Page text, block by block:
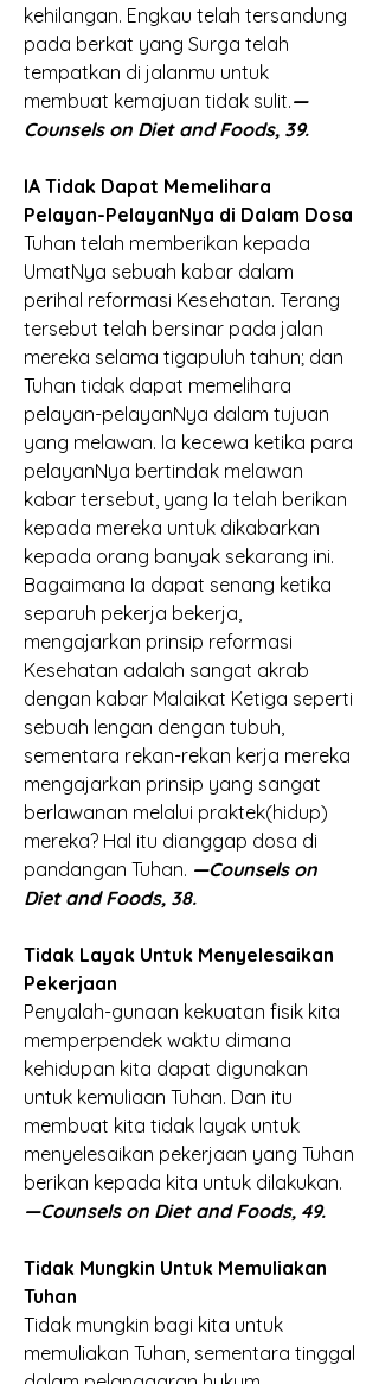
kehilangan. Engkau telah tersandung
pada berkat yang Surga telah
tempatkan di jalanmu untuk
membuat kemajuan tidak sulit.—
Counsels on Diet and Foods, 39.
IA Tidak Dapat Memelihara
Pelayan-PelayanNya di Dalam Dosa
Tuhan telah memberikan kepada
UmatNya sebuah kabar dalam
perihal reformasi Kesehatan. Terang
tersebut telah bersinar pada jalan
mereka selama tigapuluh tahun; dan
Tuhan tidak dapat memelihara
pelayan-pelayanNya dalam tujuan
yang melawan. Ia kecewa ketika para
pelayanNya bertindak melawan
kabar tersebut, yang Ia telah berikan
kepada mereka untuk dikabarkan
kepada orang banyak sekarang ini.
Bagaimana Ia dapat senang ketika
separuh pekerja bekerja,
mengajarkan prinsip reformasi
Kesehatan adalah sangat akrab
dengan kabar Malaikat Ketiga seperti
sebuah lengan dengan tubuh,
sementara rekan-rekan kerja mereka
mengajarkan prinsip yang sangat
berlawanan melalui praktek(hidup)
mereka? Hal itu dianggap dosa di
pandangan Tuhan. —Counsels on
Diet and Foods, 38.
Tidak Layak Untuk Menyelesaikan
Pekerjaan
Penyalah-gunaan kekuatan fisik kita
memperpendek waktu dimana
kehidupan kita dapat digunakan
untuk kemuliaan Tuhan. Dan itu
membuat kita tidak layak untuk
menyelesaikan pekerjaan yang Tuhan
—Counsels on Diet and Foods, 49.
Tidak Mungkin Untuk Memuliakan
Tuhan
Tidak mungkin bagi kita untuk
memuliakan Tuhan, sementara tinggal